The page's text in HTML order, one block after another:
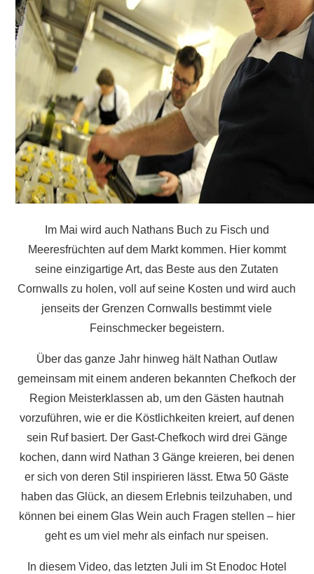
Im Mai wird auch Nathans Buch zu Fisch und
Meeresfrüchten auf dem Markt kommen. Hier kommt
seine einzigartige Art, das Beste aus den Zutaten
Cornwalls zu holen, voll auf seine Kosten und wird auch
jenseits der Grenzen Cornwalls bestimmt viele
Feinschmecker begeistern.
Über das ganze Jahr hinweg hält Nathan Outlaw
gemeinsam mit einem anderen bekannten Chefkoch der
Region Meisterklassen ab, um den Gästen hautnah
vorzuführen, wie er die Köstlichkeiten kreiert, auf denen
sein Ruf basiert. Der Gast-Chefkoch wird drei Gänge
kochen, dann wird Nathan 3 Gänge kreieren, bei denen
er sich von deren Stil inspirieren lässt. Etwa 50 Gäste
haben das Glück, an diesem Erlebnis teilzuhaben, und
können bei einem Glas Wein auch Fragen stellen – hier
geht es um viel mehr als einfach nur speisen.
In diesem Video, das letzten Juli im St Enodoc Hotel